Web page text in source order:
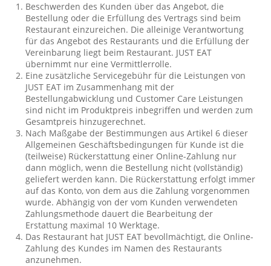
Beschwerden des Kunden über das Angebot, die
Bestellung oder die Erfüllung des Vertrags sind beim
Restaurant einzureichen. Die alleinige Verantwortung
für das Angebot des Restaurants und die Erfüllung der
Vereinbarung liegt beim Restaurant. JUST EAT
übernimmt nur eine Vermittlerrolle.
Eine zusätzliche Servicegebühr für die Leistungen von
JUST EAT im Zusammenhang mit der
Bestellungabwicklung und Customer Care Leistungen
sind nicht im Produktpreis inbegriffen und werden zum
Gesamtpreis hinzugerechnet.
Nach Maßgabe der Bestimmungen aus Artikel 6 dieser
Allgemeinen Geschäftsbedingungen für Kunde ist die
(teilweise) Rückerstattung einer Online-Zahlung nur
dann möglich, wenn die Bestellung nicht (vollständig)
geliefert werden kann. Die Rückerstattung erfolgt immer
auf das Konto, von dem aus die Zahlung vorgenommen
wurde. Abhängig von der vom Kunden verwendeten
Zahlungsmethode dauert die Bearbeitung der
Erstattung maximal 10 Werktage.
Das Restaurant hat JUST EAT bevollmächtigt, die Online-
Zahlung des Kundes im Namen des Restaurants
anzunehmen.